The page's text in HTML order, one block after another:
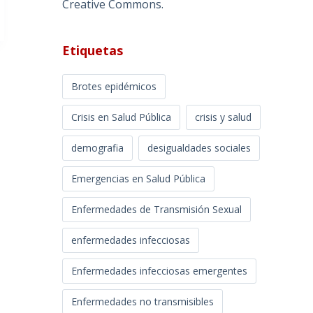
Creative Commons.
Etiquetas
Brotes epidémicos
Crisis en Salud Pública crisis y salud
demografia desigualdades sociales
Emergencias en Salud Pública
Enfermedades de Transmisión Sexual
enfermedades infecciosas
Enfermedades infecciosas emergentes
Enfermedades no transmisibles